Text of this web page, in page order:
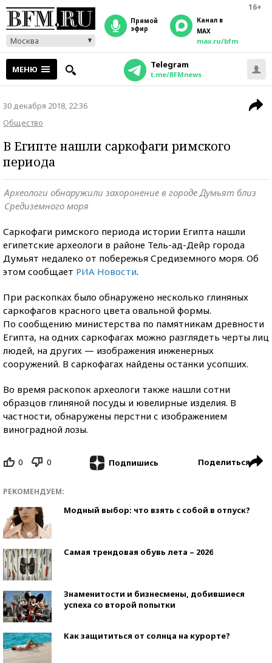
16+
Москва
прямой
эфир
Канал в
MAX
max.ru/bfm
МЕНЮ Telegram
t.me/BFMnews
30 декабря 2018, 22:36
Общество
В Египте нашли саркофаги римского
периода
Археологи обнаружили захоронение в городе Думьят близ
Cредиземного моря
Саркофаги римского периода истории Египта нашли
египетские археологи в районе Тель-ад-Дейр города
Думьят недалеко от побережья Средиземного моря. Об
этом сообщает РИА Новости.
При раскопках было обнаружено несколько глиняных
саркофагов красного цвета овальной формы.
По сообщению министерства по памятникам древности
Египта, на одних саркофагах можно разглядеть черты лиц
людей, на других — изображения инженерных
сооружений. В саркофагах найдены останки усопших.
Во время раскопок археологи также нашли сотни
образцов глиняной посуды и ювелирные изделия. В
частности, обнаружены перстни с изображением
виноградной лозы.
0 0 Подпишись Поделиться
РЕКОМЕНДУЕМ:
Модный выбор: что взять с собой в отпуск?
Самая трендовая обувь лета – 2026
Знаменитости и бизнесмены, добившиеся
успеха со второй попытки
Как защититься от солнца на курорте?